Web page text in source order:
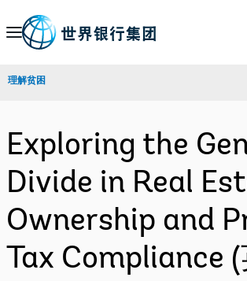
Skip
Navigation
理解贫困
Exploring the
Divide in Real
Ownership and
Tax Compliance